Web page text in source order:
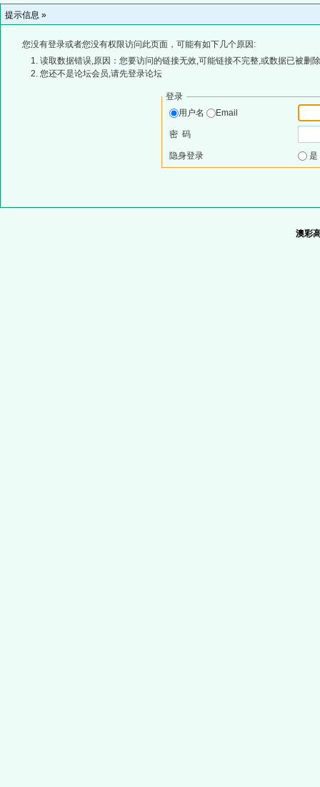
提示信息 »
您没有登录或者您没有权限访问此页面，可能有如下几个原因:
读取数据错误,原因：您要访问的链接无效,可能链接不完整,或数据已被删
您还不是论坛会员,请先登录论坛
登录
用户名
Email
密 码
隐身登录
澳彩